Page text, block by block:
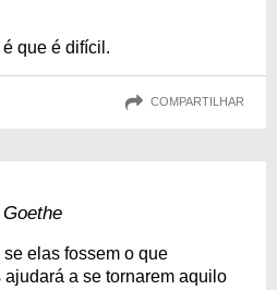
que é difícil.
COMPARTILHAR
elas fossem o que
a se tornarem aquilo